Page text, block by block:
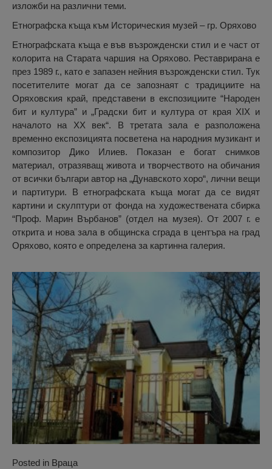
изложби на различни теми.
Етнографска къща към Историческия музей – гр. Оряхово
Етнографската къща е във възрожденски стил и е част от
колорита на Старата чаршия на Оряхово. Реставрирана е
през 1989 г., като е запазен нейния възрожденски стил. Тук
посетителите могат да се запознаят с традициите на
Оряховския край, представени в експозициите “Народен
бит и култура” и „Градски бит и култура от края ХІХ и
началото на ХХ век“. В третата зала е разположена
временно експозицията посветена на народния музикант и
композитор Дико Илиев. Показан е богат снимков
материал, отразяващ живота и творчеството на обичания
от всички българи автор на „Дунавското хоро“, лични вещи
и партитури. В етнографската къща могат да се видят
картини и скулптури от фонда на художествената сбирка
“Проф. Марин Върбанов” (отдел на музея). От 2007 г. е
открита и нова зала в общинска сграда в центъра на град
Оряхово, която е определена за картинна галерия.
Posted in Враца